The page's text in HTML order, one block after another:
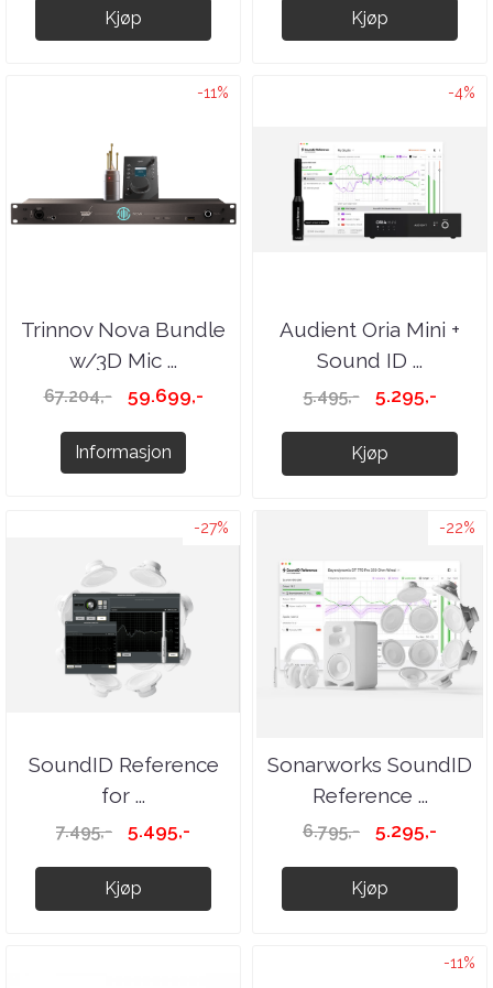
Kjøp Kjøp
-11%
Trinnov Nova Bundle
w/3D Mic ...
67.204,- 59.699,-
Informasjon
-4%
Audient Oria Mini +
Sound ID ...
5.495,- 5.295,-
Kjøp
-27%
SoundID Reference
for ...
7.495,- 5.495,-
Kjøp
-22%
Sonarworks SoundID
Reference ...
6.795,- 5.295,-
Kjøp
-11%